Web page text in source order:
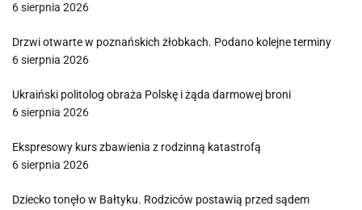
6 sierpnia 2026
Drzwi otwarte w poznańskich żłobkach. Podano kolejne terminy
6 sierpnia 2026
Ukraiński politolog obraża Polskę i żąda darmowej broni
6 sierpnia 2026
Ekspresowy kurs zbawienia z rodzinną katastrofą
6 sierpnia 2026
Dziecko tonęło w Bałtyku. Rodziców postawią przed sądem